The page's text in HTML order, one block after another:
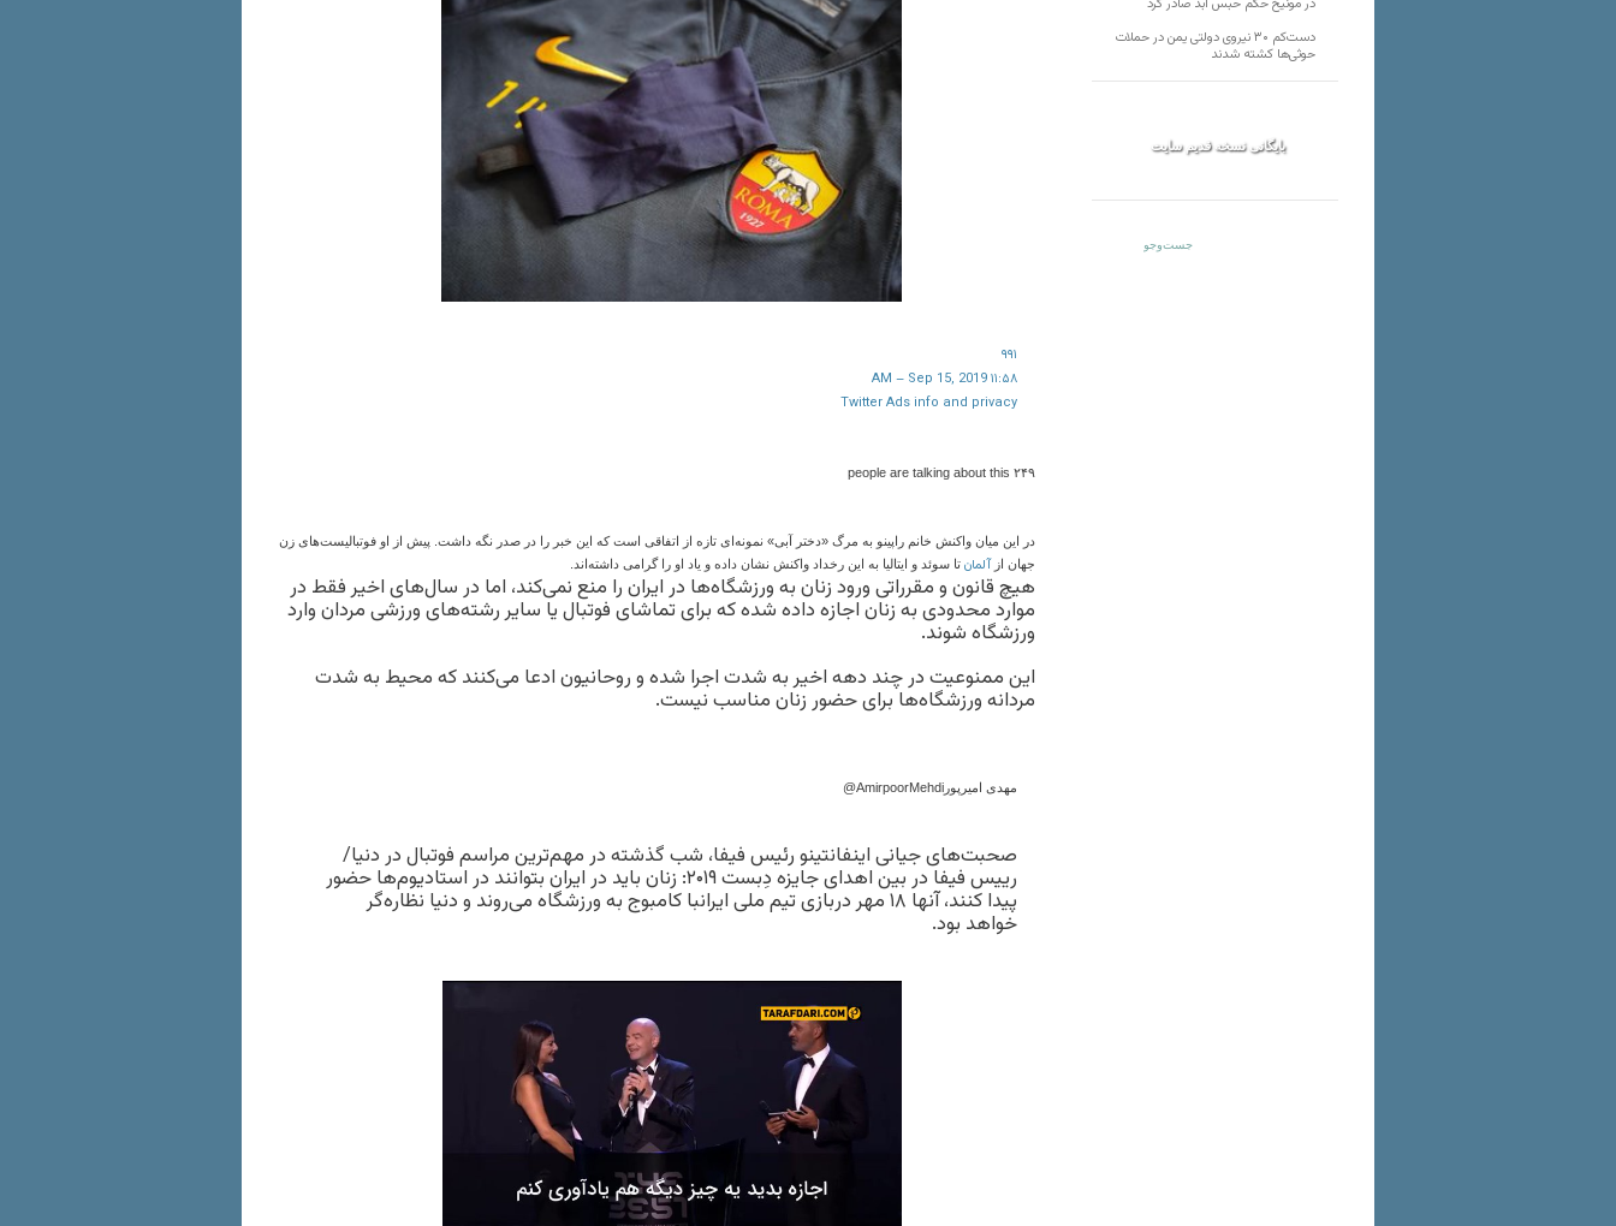
۹۹۱
۱۱:۵۸ AM – Sep 15, 2019
Twitter Ads info and privacy
۲۴۹ people are talking about this
در این میان واکنش خانم راپینو به مرگ «دختر آبی» نمونه‌ای تازه از اتفاقی است که این خبر را در صدر نگه داشت. پیش از او فوتبالیست‌های زن
جهان ازآلمان تا سوئد و ایتالیا به این رخداد واکنش نشان داده و یاد او را گرامی داشته‌اند.
هیچ قانون و مقرراتی ورود زنان به ورزشگاه‌ها در ایران را منع نمی‌کند، اما در سال‌های اخیر فقط در
موارد محدودی به زنان اجازه داده شده که برای تماشای فوتبال یا سایر رشته‌های ورزشی مردان وارد
ورزشگاه شوند.
این ممنوعیت در چند دهه اخیر به شدت اجرا شده و روحانیون ادعا می‌کنند که محیط به شدت
مردانه ورزشگاه‌ها برای حضور زنان مناسب نیست.
مهدی امیرپور @AmirpoorMehdi
صحبت‌های جیانی اینفانتینو رئیس فیفا، شب گذشته در مهم‌ترین مراسم فوتبال در دنیا/
رییس فیفا در بین اهدای جایزه دِبست ۲۰۱۹: زنان باید در ایران بتوانند در استادیوم‌ها حضور
پیدا کنند، آنها ۱۸ مهر دربازی تیم ملی ایرانبا کامبوج به ورزشگاه می‌روند و دنیا نظاره‌گر
خواهد بود.
در مونیخ حکم حبس ابد صادر کرد
دست‌کم ۳۰ نیروی دولتی یمن در حملات
حوثی‌ها کشته شدند
بایگانی نسخه قدیم سایت